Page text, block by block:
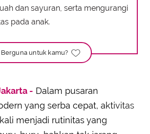
dan sayuran, serta mengurangi
pada anak.
Berguna untuk kamu?
- Dalam pusaran
yang serba cepat, aktivitas
menjadi rutinitas yang